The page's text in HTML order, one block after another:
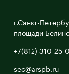
г.Санкт-
площади
+7(812) 310-25-
sec@arspb.ru